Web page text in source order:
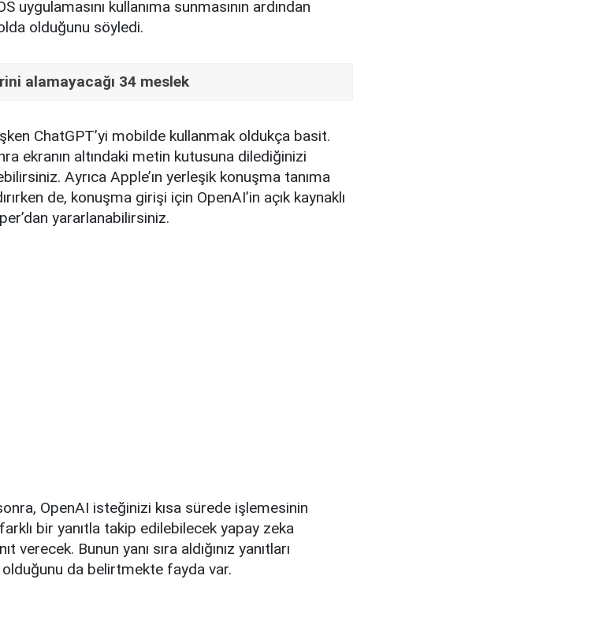
uygulamasını kullanıma sunmasının ardından
olduğunu söyledi.
alamayacağı 34 meslek
ChatGPT’yi mobilde kullanmak oldukça basit.
ekranın altındaki metin kutusuna dilediğinizi
Ayrıca Apple’ın yerleşik konuşma tanıma
de, konuşma girişi için OpenAI’in açık kaynaklı
yararlanabilirsiniz.
OpenAI isteğinizi kısa sürede işlemesinin
bir yanıtla takip edilebilecek yapay zeka
Bunun yanı sıra aldığınız yanıtları
da belirtmekte fayda var.